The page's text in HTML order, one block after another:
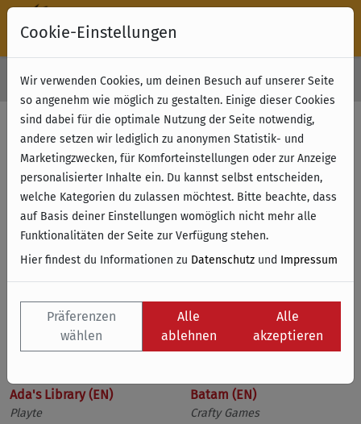
Kostenloser Versand & Retoure ab 49 € (innerhalb Deutschlands)
Filter anzeigen
Name
Ada's Library (EN)
Playte
Batam (EN)
Crafty Games
Cookie-Einstellungen
Wir verwenden Cookies, um deinen Besuch auf unserer Seite
so angenehm wie möglich zu gestalten. Einige dieser Cookies
sind dabei für die optimale Nutzung der Seite notwendig,
andere setzen wir lediglich zu anonymen Statistik- und
Marketingzwecken, für Komforteinstellungen oder zur Anzeige
personalisierter Inhalte ein. Du kannst selbst entscheiden,
welche Kategorien du zulassen möchtest. Bitte beachte, dass
auf Basis deiner Einstellungen womöglich nicht mehr alle
Funktionalitäten der Seite zur Verfügung stehen.
Hier findest du Informationen zu Datenschutz und Impressum
Präferenzen
wählen
Alle
ablehnen
Alle
akzeptieren